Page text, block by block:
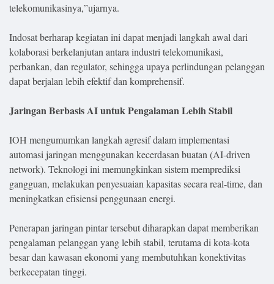
telekomunikasinya,”ujarnya.
Indosat berharap kegiatan ini dapat menjadi langkah awal dari
kolaborasi berkelanjutan antara industri telekomunikasi,
perbankan, dan regulator, sehingga upaya perlindungan pelanggan
dapat berjalan lebih efektif dan komprehensif.
Jaringan Berbasis AI untuk Pengalaman Lebih Stabil
IOH mengumumkan langkah agresif dalam implementasi
automasi jaringan menggunakan kecerdasan buatan (AI-driven
network). Teknologi ini memungkinkan sistem memprediksi
gangguan, melakukan penyesuaian kapasitas secara real-time, dan
meningkatkan efisiensi penggunaan energi.
Penerapan jaringan pintar tersebut diharapkan dapat memberikan
pengalaman pelanggan yang lebih stabil, terutama di kota-kota
besar dan kawasan ekonomi yang membutuhkan konektivitas
berkecepatan tinggi.